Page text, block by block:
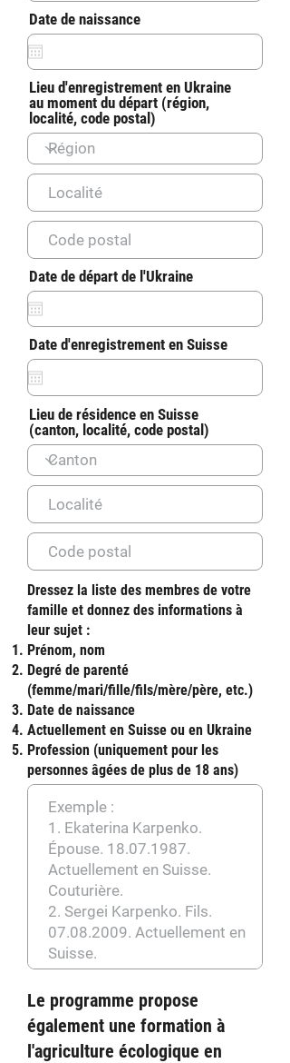
Date de naissance
e
u
i
r
e
d
Lieu d'enregistrement en Ukraine
au moment du départ (région,
localité, code postal)
Date de départ de l'Ukraine
e
u
i
r
Date d'enregistrement en Suisse
e
Lieu de résidence en Suisse
(canton, localité, code postal)
Dressez la liste des membres de votre
famille et donnez des informations à
leur sujet :
Prénom, nom
Degré de parenté
(femme/mari/fille/fils/mère/père, etc.)
Date de naissance
Actuellement en Suisse ou en Ukraine
Profession (uniquement pour les
personnes âgées de plus de 18 ans)
Le programme propose
également une formation à
l'agriculture écologique en